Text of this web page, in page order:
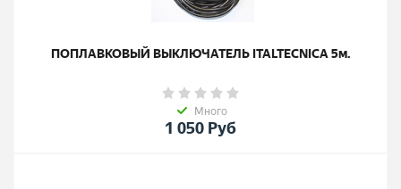
ПОПЛАВКОВЫЙ ВЫКЛЮЧАТЕЛЬ ITALTECNICA 5м.
Много
1 050 Руб